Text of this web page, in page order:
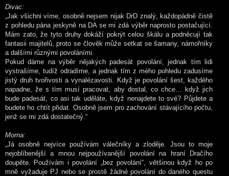
Divac:
„Jak všichni víme, osobně nejsem nijak DrD znalý, každopádně čistě
z pohledu pána jeskyně na DA se mi zdá výběr naprosto postačující.
Mám zato, že tyto druhy dokáží pokrýt celou škálu a podněcují tak
fantasii majitelů, proto se člověk může setkat se šamany, námořníky
a dalšími různými povoláními.
Pokud dáme na výběr nějakých padesát povolání, jednak tím lidi
vystrašíme, tudíž odradíme, a jednak tím z mého pohledu zadusíme
jistý druh tvořivosti a vynalézavosti. Když je povolání šest, každého
napadne, že s tím musí pracovat, aby dostal, co chce… když jich
bude padesát, co asi tak uděláte, když nenajdete to své? Půjdete a
budete ho chtít přidat. Osobně jsem pro zachování stávajícího počtu,
jenž se mi zdá dostatečný.“
Morna:
„Já osobně nejvíce používám válečníky a zloděje. Jsou to moje
nejoblíbenější a mnou nejpoužívanější povolání na hraní Dračího
doupěte. Používám i povolání „bez povolání“, většinou když ho po
mně vyžaduje PJ nebo se prostě žádné povolání do daného questu